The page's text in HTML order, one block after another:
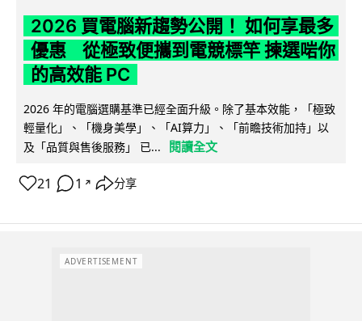
2026 買電腦新趨勢公開！ 如何享最多
優惠 從極致便攜到電競標竿 揀選啱你
的高效能 PC
2026 年的電腦選購基準已經全面升級。除了基本效能，「極致
輕量化」、「機身美學」、「AI算力」、「前瞻技術加持」以
及「品質與售後服務」 已...
閱讀全文
21 1 ↗ 分享
ADVERTISEMENT